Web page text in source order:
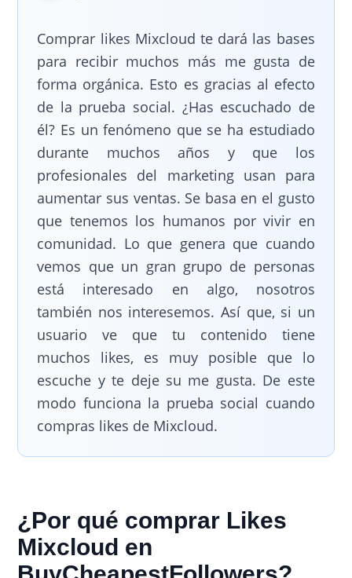
Comprar likes Mixcloud te dará las bases
para recibir muchos más me gusta de
forma orgánica. Esto es gracias al efecto
de la prueba social. ¿Has escuchado de
él? Es un fenómeno que se ha estudiado
durante muchos años y que los
profesionales del marketing usan para
aumentar sus ventas. Se basa en el gusto
que tenemos los humanos por vivir en
comunidad. Lo que genera que cuando
vemos que un gran grupo de personas
está interesado en algo, nosotros
también nos interesemos. Así que, si un
usuario ve que tu contenido tiene
muchos likes, es muy posible que lo
escuche y te deje su me gusta. De este
modo funciona la prueba social cuando
compras likes de Mixcloud.
¿Por qué comprar Likes
Mixcloud en